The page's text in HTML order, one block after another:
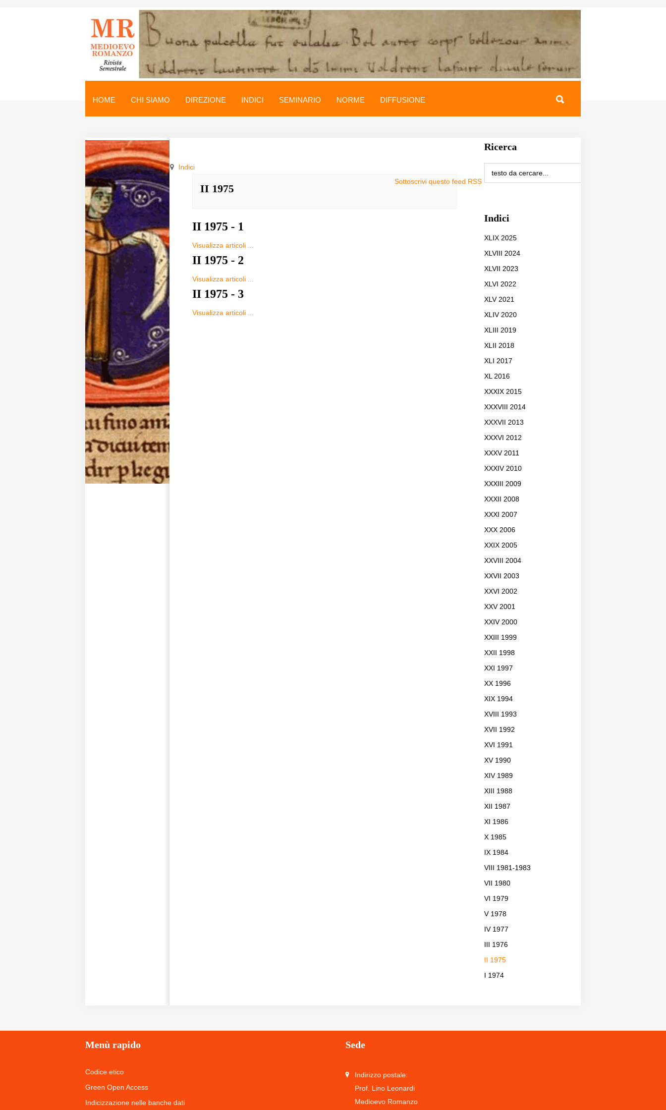
Medioevo Romanzo
direzione@medioevoromanzo.it
HOME CHI SIAMO DIREZIONE INDICI SEMINARIO NORME DIFFUSIONE
Indici
Sottoscrivi questo feed RSS
II 1975
II 1975 - 1
Visualizza articoli ...
II 1975 - 2
Visualizza articoli ...
II 1975 - 3
Visualizza articoli ...
Ricerca
Indici
XLIX 2025
XLVIII 2024
XLVII 2023
XLVI 2022
XLV 2021
XLIV 2020
XLIII 2019
XLII 2018
XLI 2017
XL 2016
XXXIX 2015
XXXVIII 2014
XXXVII 2013
XXXVI 2012
XXXV 2011
XXXIV 2010
XXXIII 2009
XXXII 2008
XXXI 2007
XXX 2006
XXIX 2005
XXVIII 2004
XXVII 2003
XXVI 2002
XXV 2001
XXIV 2000
XXIII 1999
XXII 1998
XXI 1997
XX 1996
XIX 1994
XVIII 1993
XVII 1992
XVI 1991
XV 1990
XIV 1989
XIII 1988
XII 1987
XI 1986
X 1985
IX 1984
VIII 1981-1983
VII 1980
VI 1979
V 1978
IV 1977
III 1976
II 1975
I 1974
Menù rapido
Codice etico
Green Open Access
Indicizzazione nelle banche dati
Sede
Indirizzo postale:
Prof. Lino Leonardi
Medioevo Romanzo